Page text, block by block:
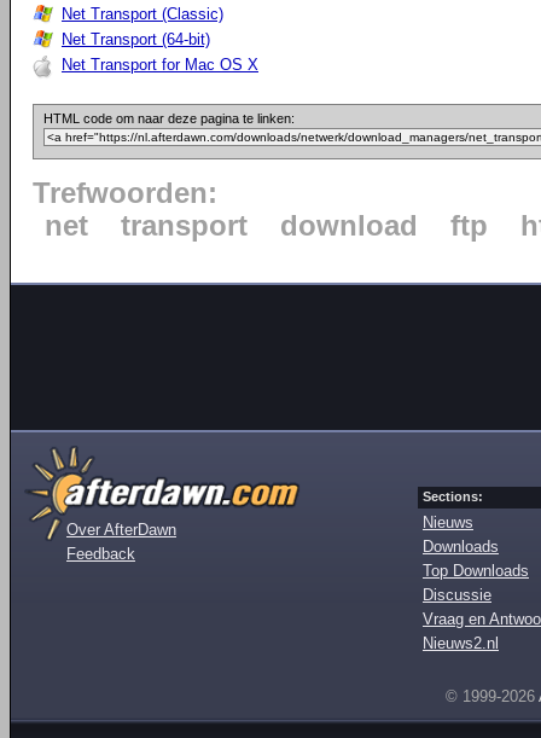
Net Transport (Classic)
Net Transport (64-bit)
Net Transport for Mac OS X
HTML code om naar deze pagina te linken:
Trefwoorden:
net
transport download ftp
Over AfterDawn
Feedback
Sections:
Nieuws
Downloads
Top Downloads
Discussie
Vraag en
Nieuws2.nl
© 1999-2026